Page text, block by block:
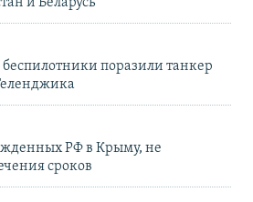
поразили танкер
РФ в Крыму, не
сроков